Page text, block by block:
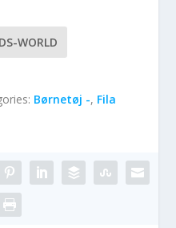
WORLD
Børnetøj -, Fila